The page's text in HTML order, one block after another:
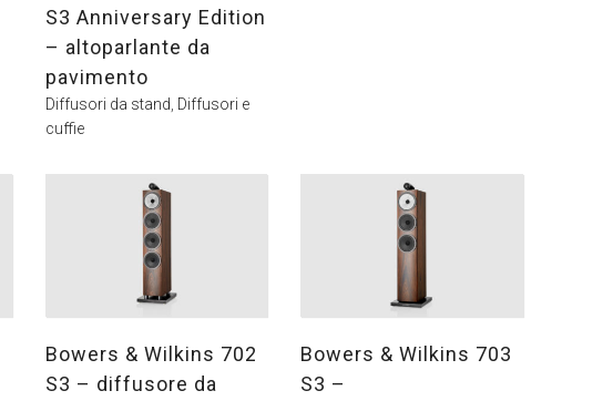
S3 Anniversary Edition
– altoparlante da
pavimento
Diffusori da stand, Diffusori e
cuffie
Bowers & Wilkins 702
S3 – diffusore da
Bowers & Wilkins 703
S3 –